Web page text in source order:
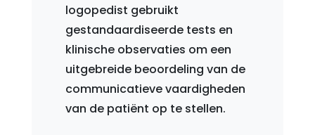
logopedist gebruikt
gestandaardiseerde tests en
klinische observaties om een
uitgebreide beoordeling van de
communicatieve vaardigheden
van de patiënt op te stellen.